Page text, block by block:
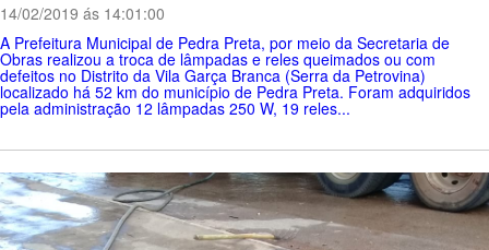
14/02/2019 ás 14:01:00
A Prefeitura Municipal de Pedra Preta, por meio da Secretaria de
Obras realizou a troca de lâmpadas e reles queimados ou com
defeitos no Distrito da Vila Garça Branca (Serra da Petrovina)
localizado há 52 km do município de Pedra Preta. Foram adquiridos
pela administração 12 lâmpadas 250 W, 19 reles...